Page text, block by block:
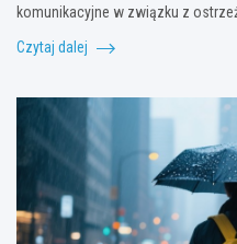
komunikacyjne w związku z
Czytaj dalej